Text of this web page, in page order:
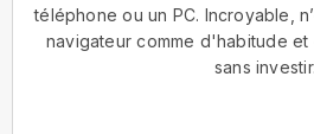
téléphone ou un PC. Incroyable,
navigateur comme d'habitude
sans investir.